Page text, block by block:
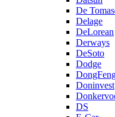
De
Delage
DeLorean
Derways
DeSoto
Dodge
Doninvest
DS